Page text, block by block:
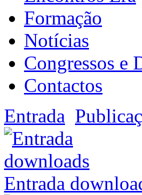
Formação
Notícias
Congressos e
Contactos
Entrada
Entrada